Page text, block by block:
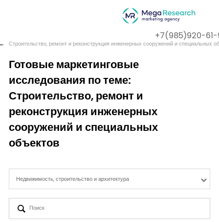
Company
Services
Cases
Contact us
+7(985)920-
Строительство, ремонт и реконструкция инженерных сооружений и специальных
Готовые маркетинговые
исследования по теме:
Строительство, ремонт и
реконструкция инженерных
сооружений и специальных
объектов
Недвижимость, строительство и архитектура